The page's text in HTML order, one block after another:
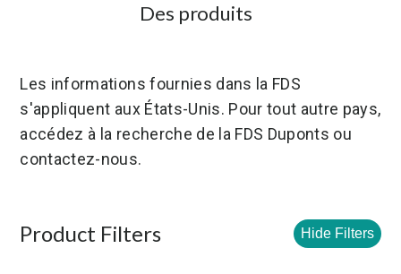
Des produits
Les informations fournies dans la FDS
s'appliquent aux États-Unis. Pour tout autre pays,
accédez à la recherche de la FDS Duponts ou
contactez-nous.
Product Filters Hide Filters